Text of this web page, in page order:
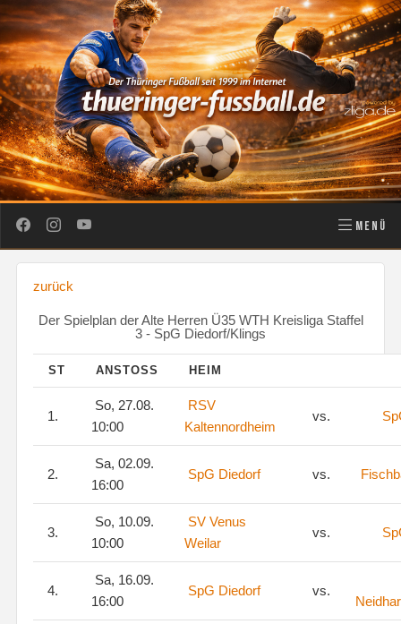
MENÜ
zurück
Der Spielplan der Alte Herren Ü35 WTH Kreisliga Staffel
3 - SpG Diedorf/Klings
ST ANSTOSS HEIM
1.
So, 27.08.
10:00
RSV
Kaltennordheim
vs.
2.
Sa, 02.09.
16:00
SpG Diedorf vs.
3.
So, 10.09.
10:00
SV Venus
Weilar
vs.
4.
Sa, 16.09.
16:00
SpG Diedorf vs.